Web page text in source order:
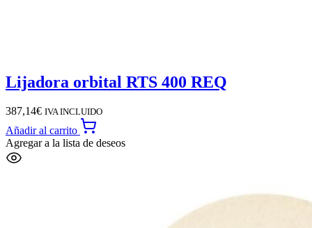
Lijadora orbital RTS 400 REQ
387,14€ IVA INCLUIDO
Añadir al carrito
Agregar a la lista de deseos